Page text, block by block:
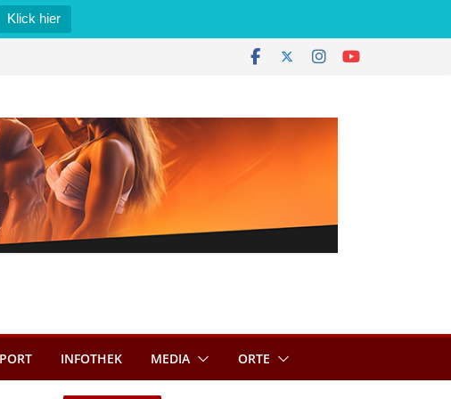
Klick hier
INFOTHEK MEDIA ORTE